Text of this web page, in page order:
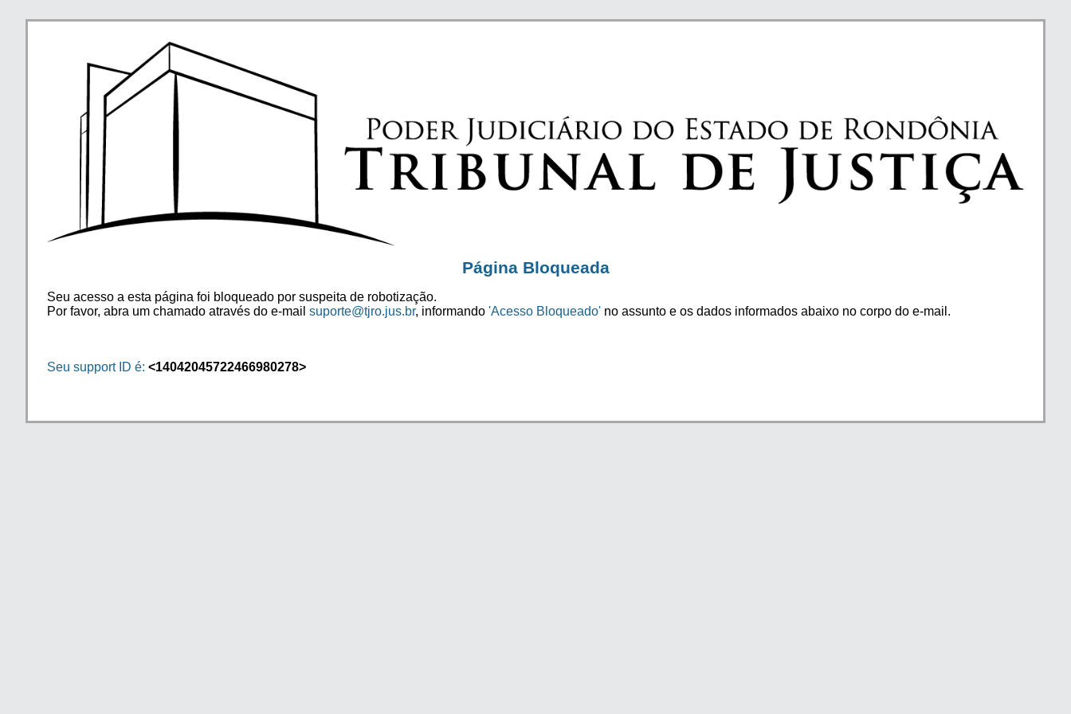
Página Bloqueada
Seu acesso a esta página foi bloqueado por suspeita de robotização.
Por favor, abra um chamado através do e-mail suporte@tjro.jus.br, informando 'Acesso Bloqueado' no assunto e os dados informados abaixo no corpo do e-mail.
Seu support ID é: <14042045722466980278>